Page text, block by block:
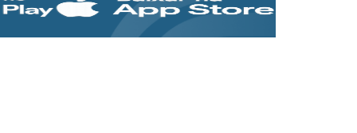
rastreabilidade e
rigor técnico para